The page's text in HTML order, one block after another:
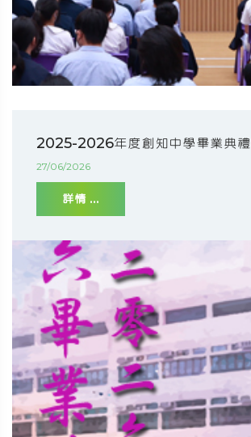
2025-2026年度創知中學畢業典禮
27/06/2026
詳情 ...